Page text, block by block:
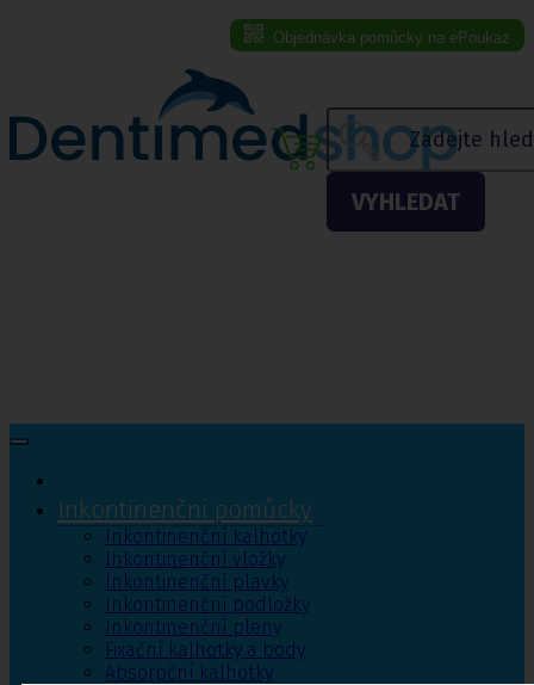
Objednávka pomůcky na ePoukaz
VYHLEDAT
Inkontinenční pomůcky
Inkontinenční kalhotky
Inkontinenční vložky
Inkontinenční plavky
Inkontinenční podložky
Inkontinenční pleny
Fixační kalhotky a body
Absorpční kalhotky